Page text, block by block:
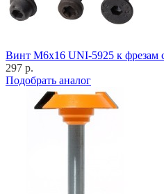
Винт M6x16 UNI-5925 к фрезам
297 р.
Подобрать аналог